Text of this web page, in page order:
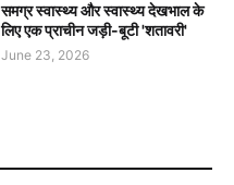
समग्र स्वास्थ्य और स्वास्थ्य देखभाल के
लिए एक प्राचीन जड़ी-बूटी 'शतावरी'
June 23, 2026